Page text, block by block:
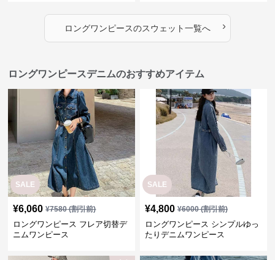
ロングワンピースのスウェット一覧へ ›
ロングワンピースデニムのおすすめアイテム
SALE
¥6,060 ¥7580(割引前)
ロングワンピース フレア切替デ
ニムワンピース
SALE
¥4,800 ¥6000(割引前)
ロングワンピース シンプルゆっ
たりデニムワンピース